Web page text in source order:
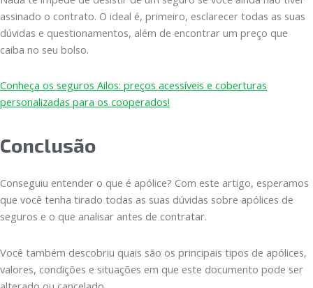
assinado o contrato. O ideal é, primeiro, esclarecer todas as suas
dúvidas e questionamentos, além de encontrar um preço que
caiba no seu bolso.
Conheça os seguros Ailos: preços acessíveis e coberturas
personalizadas para os cooperados!
Conclusão
Conseguiu entender o que é apólice? Com este artigo, esperamos
que você tenha tirado todas as suas dúvidas sobre apólices de
seguros e o que analisar antes de contratar.
Você também descobriu quais são os principais tipos de apólices,
valores, condições e situações em que este documento pode ser